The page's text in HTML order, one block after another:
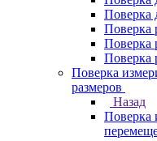
Поверка
Поверка
Поверка
Поверка
Поверка
размеров
Назад
Поверка